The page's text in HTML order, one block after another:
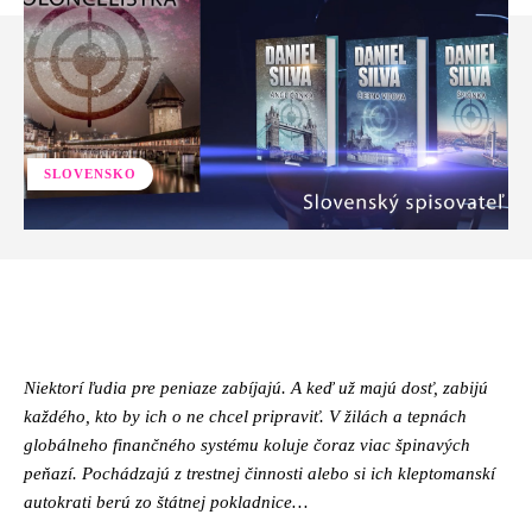
SLOVENSKO
Niektorí ľudia pre peniaze zabíjajú. A keď už majú dosť, zabijú
každého, kto by ich o ne chcel pripraviť. V žilách a tepnách
globálneho finančného systému koluje čoraz viac špinavých
peňazí. Pochádzajú z trestnej činnosti alebo si ich kleptomanskí
autokrati berú zo štátnej pokladnice…